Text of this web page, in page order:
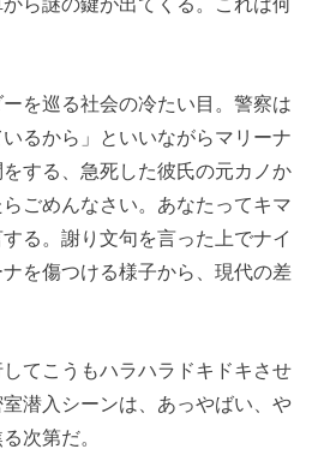
を巡る社会の冷たい目。警察は
いるから」といいながらマリーナ
する、急死した彼氏の元カノか
ごめんなさい。あなたってキマ
る。謝り文句を言った上でナイ
を傷つける様子から、現代の差
てこうもハラハラドキドキさせ
潜入シーンは、あっやばい、や
次第だ。